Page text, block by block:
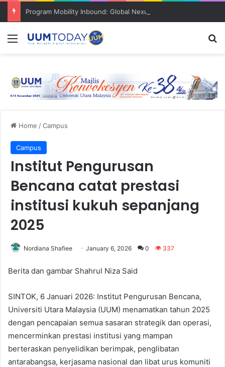
Menu
Home /Campus
Campus
Institut Pengurusan
Bencana catat prestasi
institusi kukuh sepanjang
2025
Nordiana Shafiee January 6, 2026 0 337
Berita dan gambar Shahrul Niza Said
SINTOK, 6 Januari 2026: Institut Pengurusan Bencana,
Universiti Utara Malaysia (UUM) menamatkan tahun 2025
dengan pencapaian semua sasaran strategik dan operasi,
mencerminkan prestasi institusi yang mampan
berteraskan penyelidikan berimpak, penglibatan
antarabangsa, kerjasama nasional dan libat urus komuniti